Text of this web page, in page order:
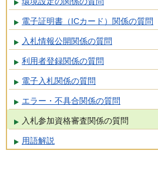
電子証明書（ICカード）関係の質問
入札情報公開関係の質問
利用者登録関係の質問
電子入札関係の質問
エラー・不具合関係の質問
入札参加資格審査関係の質問
用語解説